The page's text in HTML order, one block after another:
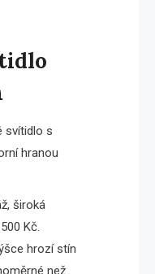
svítidlo s
hranou
široká
Kč.
hrozí stín
než